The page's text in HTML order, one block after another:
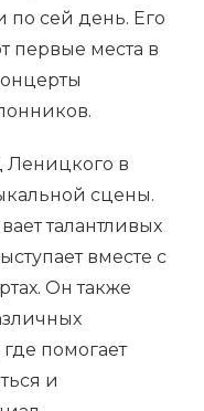
по сей день. Его
первые места в
Леницкого в
сцены.
талантливых
вместе с
Он также
помогает
и